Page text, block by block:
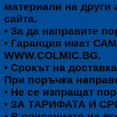
материали на други
сайта.
• За да направите
• Гаранция имат
WWW.COLMIC.BG.
• Срокът на
При поръчка
• Не се изпращат
• ЗА ТАРИФАТА И